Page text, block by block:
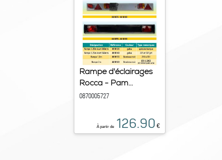
Rampe d'éclairages
Rocca - Pam...
0870005727
À partir de 126.90 €